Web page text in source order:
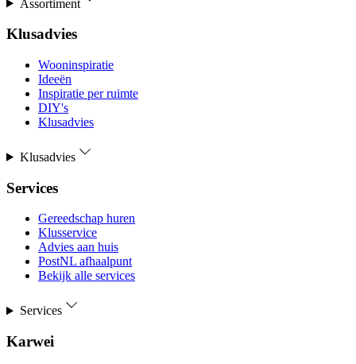
Assortiment
Klusadvies
Wooninspiratie
Ideeën
Inspiratie per ruimte
DIY's
Klusadvies
Klusadvies
Services
Gereedschap huren
Klusservice
Advies aan huis
PostNL afhaalpunt
Bekijk alle services
Services
Karwei